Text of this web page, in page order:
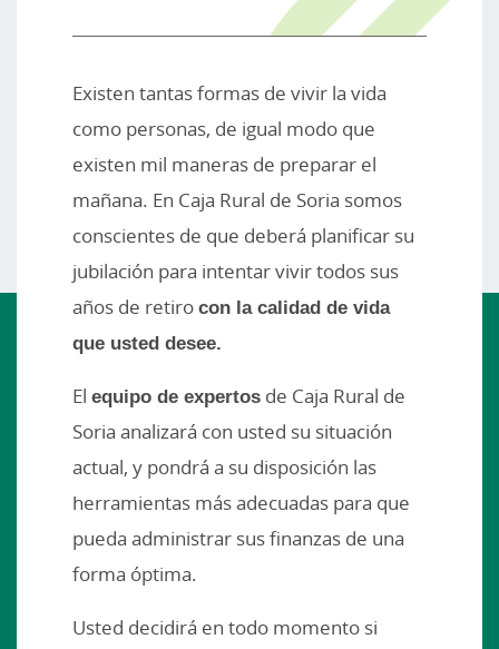
Existen tantas formas de vivir la vida
como personas, de igual modo que
existen mil maneras de preparar el
mañana. En Caja Rural de Soria somos
conscientes de que deberá planificar su
jubilación para intentar vivir todos sus
años de retirocon la calidad de vida
que usted desee.
El equipo de expertos de Caja Rural de
Soria analizará con usted su situación
actual, y pondrá a su disposición las
herramientas más adecuadas para que
pueda administrar sus finanzas de una
forma óptima.
Usted decidirá en todo momento si